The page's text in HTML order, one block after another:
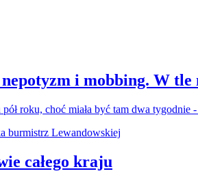
i mobbing. W
roku, choć miała być tam dwa
całego kraju